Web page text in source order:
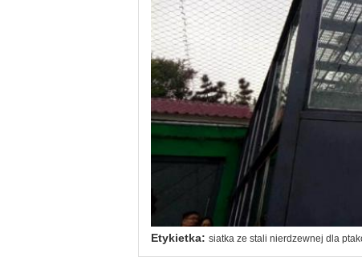
Etykietka: siatka ze stali nierdzewnej dla